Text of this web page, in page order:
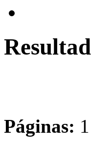
Páginas: 1